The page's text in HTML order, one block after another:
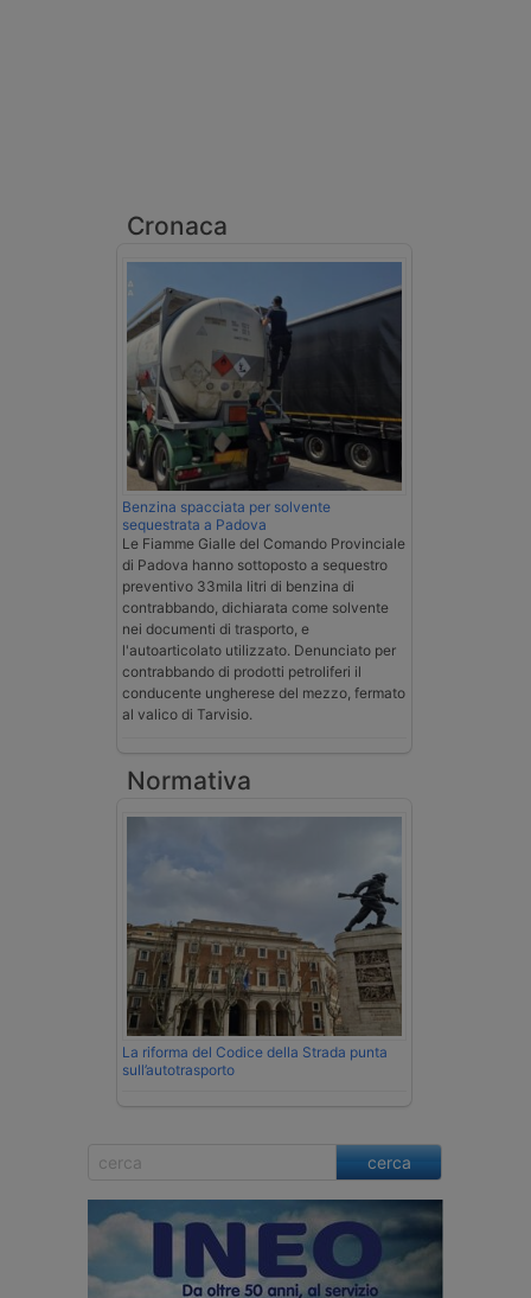
Cronaca
Benzina spacciata per solvente
sequestrata a Padova
Le Fiamme Gialle del Comando Provinciale
di Padova hanno sottoposto a sequestro
preventivo 33mila litri di benzina di
contrabbando, dichiarata come solvente
nei documenti di trasporto, e
l'autoarticolato utilizzato. Denunciato per
contrabbando di prodotti petroliferi il
conducente ungherese del mezzo, fermato
al valico di Tarvisio.
Normativa
La riforma del Codice della Strada punta
sull’autotrasporto
cerca